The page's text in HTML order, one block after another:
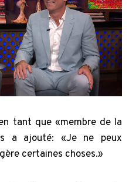
tant que «membre de la
a ajouté: «Je ne peux
certaines choses.»